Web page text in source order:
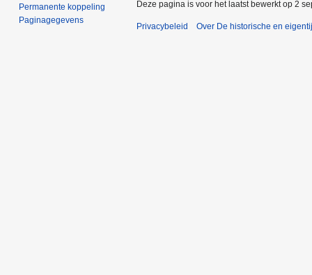
Permanente koppeling
Paginagegevens
Deze pagina is voor het laatst bewerkt op 2
Privacybeleid Over De historische en